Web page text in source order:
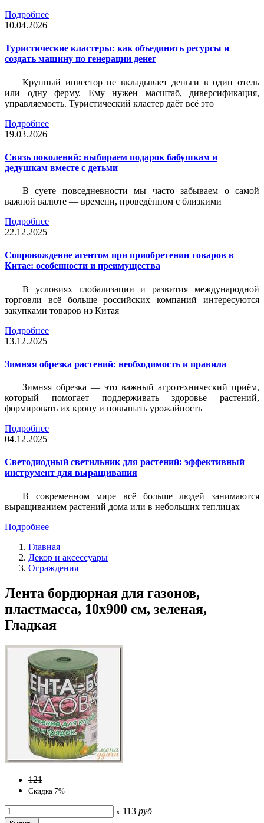
Подробнее
10.04.2026
Туристические кластеры: как объединить ресурсы и
создать машину по генерации денег
Крупный инвестор не вкладывает деньги в один отель
или одну ферму. Ему нужен масштаб, диверсификация,
управляемость. Туристический кластер даёт всё это
Подробнее
19.03.2026
Связь поколений: выбираем подарок бабушкам и
дедушкам вместе с детьми
В суете повседневности мы часто забываем о самой
важной валюте — времени, проведённом с близкими
Подробнее
22.12.2025
Сопровождение агентом при приобретении товаров в
Китае: особенности и преимущества
В условиях глобализации и развития международной
торговли всё больше российских компаний интересуются
закупками товаров из Китая
Подробнее
13.12.2025
Зимняя обрезка растений: необходимость и правила
Зимняя обрезка — это важный агротехнический приём,
который помогает поддерживать здоровье растений,
формировать их крону и повышать урожайность
Подробнее
04.12.2025
Светодиодный светильник для растений: эффективный
инструмент для выращивания
В современном мире всё больше людей занимаются
выращиванием растений дома или в небольших теплицах
Подробнее
Главная
Декор и аксессуары
Ограждения
Лента бордюрная для газонов,
пластмасса, 10х900 см, зеленая,
Гладкая
121
Скидка 7%
x 113 руб